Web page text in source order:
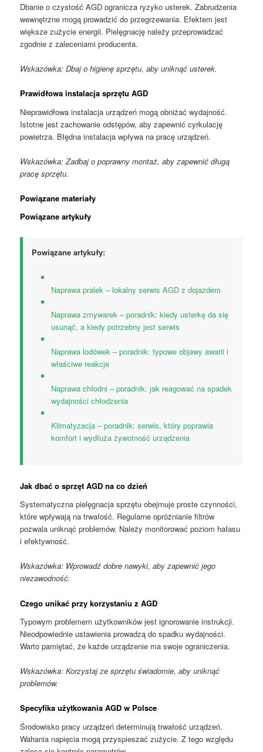
Dbanie o czystość AGD ogranicza ryzyko usterek. Zabrudzenia
wewnętrzne mogą prowadzić do przegrzewania. Efektem jest
większe zużycie energii. Pielęgnację należy przeprowadzać
zgodnie z zaleceniami producenta.
Wskazówka: Dbaj o higienę sprzętu, aby uniknąć usterek.
Prawidłowa instalacja sprzętu AGD
Nieprawidłowa instalacja urządzeń mogą obniżać wydajność.
Istotne jest zachowanie odstępów, aby zapewnić cyrkulację
powietrza. Błędna instalacja wpływa na pracę urządzeń.
Wskazówka: Zadbaj o poprawny montaż, aby zapewnić długą
pracę sprzętu.
Powiązane materiały
Powiązane artykuły
Powiązane artykuły:
Naprawa pralek – lokalny serwis AGD z dojazdem
Naprawa zmywarek – poradnik: kiedy usterkę da się
usunąć, a kiedy potrzebny jest serwis
Naprawa lodówek – poradnik: typowe objawy awarii i
właściwe reakcje
Naprawa chłodni – poradnik: jak reagować na spadek
wydajności chłodzenia
Klimatyzacja – poradnik: serwis, który poprawia
komfort i wydłuża żywotność urządzenia
Jak dbać o sprzęt AGD na co dzień
Systematyczna pielęgnacja sprzętu obejmuje proste czynności,
które wpływają na trwałość. Regularne opróżnianie filtrów
pozwala uniknąć problemów. Należy monitorować poziom hałasu
i efektywność.
Wskazówka: Wprowadź dobre nawyki, aby zapewnić jego
niezawodność.
Czego unikać przy korzystaniu z AGD
Typowym problemem użytkowników jest ignorowanie instrukcji.
Nieodpowiednie ustawienia prowadzą do spadku wydajności.
Warto pamiętać, że każde urządzenie ma swoje ograniczenia.
Wskazówka: Korzystaj ze sprzętu świadomie, aby uniknąć
problemów.
Specyfika użytkowania AGD w Polsce
Środowisko pracy urządzeń determinują trwałość urządzeń.
Wahania napięcia mogą przyspieszać zużycie. Z tego względu